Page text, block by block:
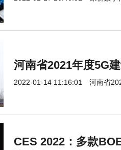
河南省2021年度5G
2022-01-14 11:16:01 河南省
CES 2022：多款